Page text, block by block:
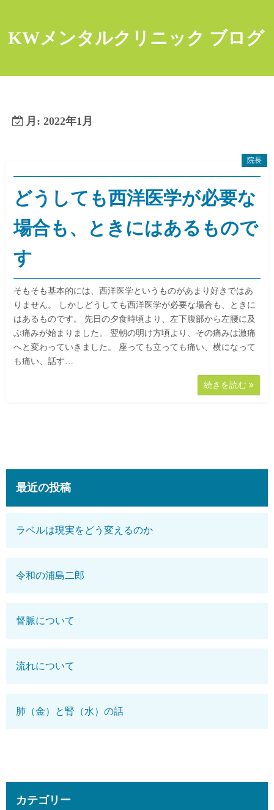
KWメンタルクリニック ブログ
月: 2022年1月
どうしても西洋医学が必要な
場合も、ときにはあるもので
す
そもそも基本的には、西洋医学というものがあまり好きではあ
りません。 しかしどうしても西洋医学が必要な場合も、ときに
はあるものです。 先日の夕食時頃より、左下腹部から左腰に及
ぶ痛みが始まりました。 翌朝の明け方頃より、その痛みは激痛
へと変わっていきました。 座っても立っても痛い、横になって
も痛い、話す…
続きを読む
院長
最近の投稿
ラベルは現実をどう変えるのか
令和の浦島二郎
督脈について
流れについて
肺（金）と腎（水）の話
カテゴリー